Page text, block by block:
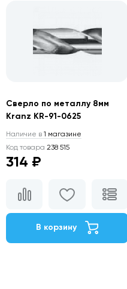
Сверло по металлу 8мм
Kranz KR-91-0625
Наличие в 1 магазине
Код товара 238 515
314 ₽
В корзину